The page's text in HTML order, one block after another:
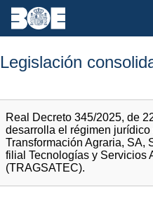
Legislación
Real Decreto 345/2025, de
desarrolla el régimen
Transformación Agraria, SA,
filial Tecnologías y Servicios
(TRAGSATEC).